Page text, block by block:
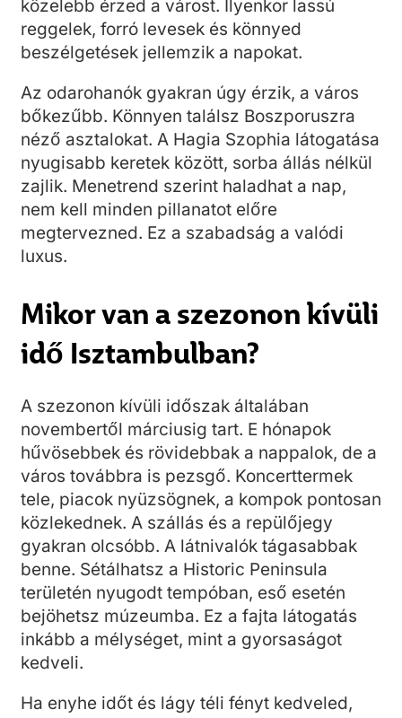
közelebb érzed a várost. Ilyenkor lassú
reggelek, forró levesek és könnyed
beszélgetések jellemzik a napokat.
Az odarohanók gyakran úgy érzik, a város
bőkezűbb. Könnyen találsz Boszporuszra
néző asztalokat. A Hagia Szophia látogatása
nyugisabb keretek között, sorba állás nélkül
zajlik. Menetrend szerint haladhat a nap,
nem kell minden pillanatot előre
megtervezned. Ez a szabadság a valódi
luxus.
Mikor van a szezonon kívüli
idő Isztambulban?
A szezonon kívüli időszak általában
novembertől márciusig tart. E hónapok
hűvösebbek és rövidebbak a nappalok, de a
város továbbra is pezsgő. Koncerttermek
tele, piacok nyüzsögnek, a kompok pontosan
közlekednek. A szállás és a repülőjegy
gyakran olcsóbb. A látnivalók tágasabbak
benne. Sétálhatsz a Historic Peninsula
területén nyugodt tempóban, eső esetén
bejöhetsz múzeumba. Ez a fajta látogatás
inkább a mélységet, mint a gyorsaságot
kedveli.
Ha enyhe időt és lágy téli fényt kedveled,